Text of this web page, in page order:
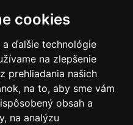
cookies
ďalšie technológie
na zlepšenie
prehliadania našich
na to, aby sme vám
obsah a
na analýzu